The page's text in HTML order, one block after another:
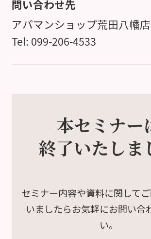
問い合わせ先
アパマンショップ荒田八幡店
Tel: 099-206-4533
本セミナー
終了いたしま
セミナー内容や資料に関して
いましたらお気軽にお問い合
い。